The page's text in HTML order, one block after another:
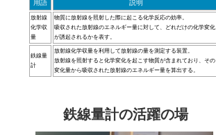
用語 説明
放射線
化学収
量
物質に放射線を照射した際に起こる化学反応の効率。
吸収された放射線のエネルギー量に対して、どれだけの化学変化
が誘起されるかを表す。
鉄線量
計
放射線化学収量を利用して放射線の量を測定する装置。
放射線を照射すると化学変化を起こす物質が含まれており、その
変化量から吸収された放射線のエネルギー量を算出する。
鉄線量計の活躍の場